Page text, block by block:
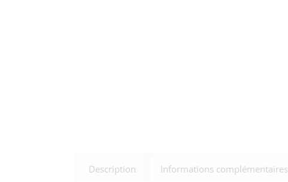
Description Informations complémentaires